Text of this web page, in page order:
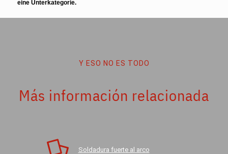
eine Unterkategorie.
Y ESO NO ES TODO
Más información relacionada
Soldadura fuerte al arco